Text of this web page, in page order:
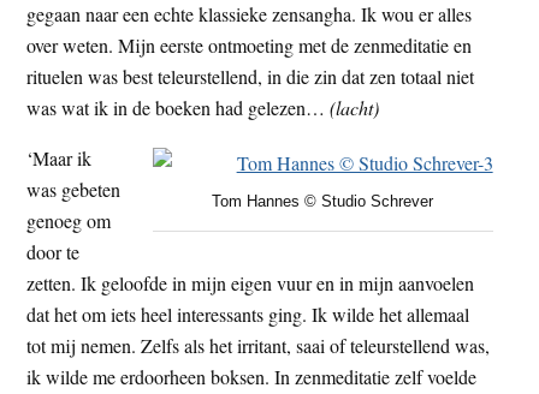
gegaan naar een echte klassieke zensangha. Ik wou er alles
over weten. Mijn eerste ontmoeting met de zenmeditatie en
rituelen was best teleurstellend, in die zin dat zen totaal niet
was wat ik in de boeken had gelezen…(lacht)
Tom Hannes © Studio Schrever
‘Maar ik
was gebeten
genoeg om
door te
zetten. Ik geloofde in mijn eigen vuur en in mijn aanvoelen
dat het om iets heel interessants ging. Ik wilde het allemaal
tot mij nemen. Zelfs als het irritant, saai of teleurstellend was,
ik wilde me erdoorheen boksen. In zenmeditatie zelf voelde